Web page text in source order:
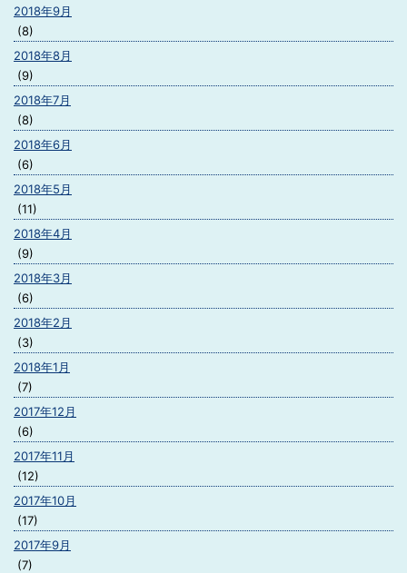
2018年9月
(8)
2018年8月
(9)
2018年7月
(8)
2018年6月
(6)
2018年5月
(11)
2018年4月
(9)
2018年3月
(6)
2018年2月
(3)
2018年1月
(7)
2017年12月
(6)
2017年11月
(12)
2017年10月
(17)
2017年9月
(7)